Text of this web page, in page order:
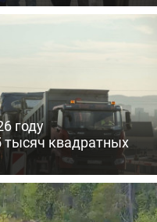
году
тысяч квадратных